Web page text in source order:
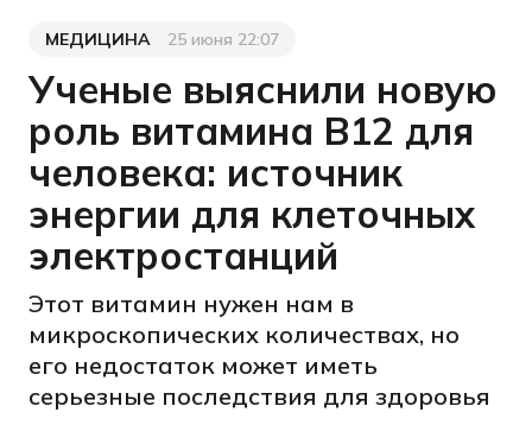
Категория
МЕДИЦИНА
Дата публикации
25 июня 22:07
Ученые выяснили новую
роль витамина B12 для
человека: источник
энергии для клеточных
электростанций
Этот витамин нужен нам в
микроскопических количествах, но
его недостаток может иметь
серьезные последствия для здоровья